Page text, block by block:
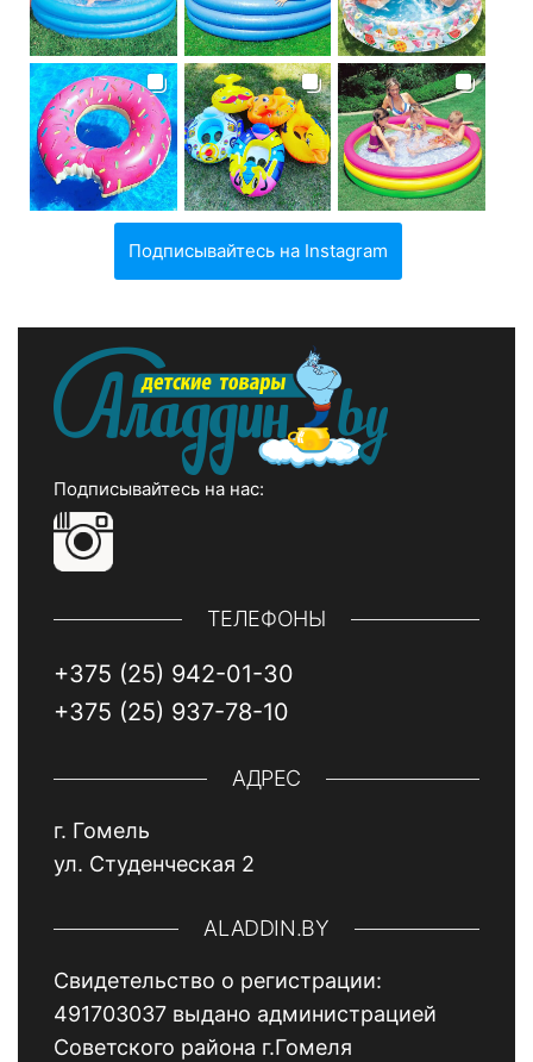
Подписывайтесь на Instagram
Подписывайтесь на нас:
ТЕЛЕФОНЫ
+375 (25) 942-01-30
+375 (25) 937-78-10
АДРЕС
г. Гомель
ул. Студенческая 2
ALADDIN.BY
Свидетельство о регистрации:
491703037 выдано администрацией
Советского района г.Гомеля